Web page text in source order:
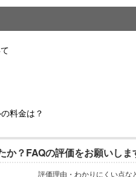
料金は？
？FAQの評価をお願いしま
評価理由・わかりにくい点な